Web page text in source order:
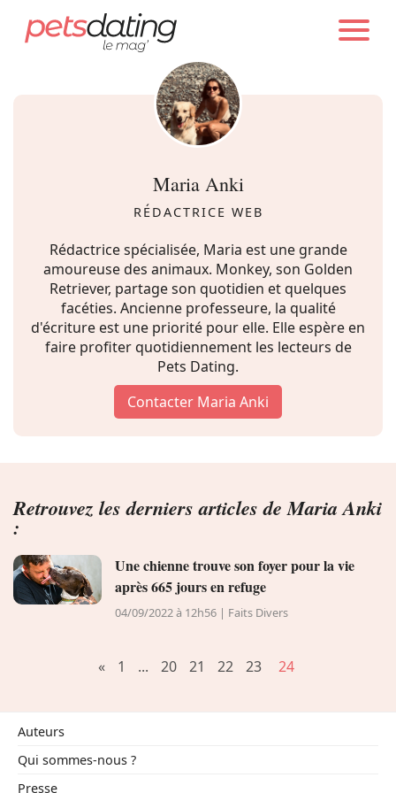
Chien
Chat
Emotion
Tops
Sauvetages
Conso
PETS DATING AUTEURS
Maria Anki
RÉDACTRICE WEB
Rédactrice spécialisée, Maria est une grande
amoureuse des animaux. Monkey, son Golden
Retriever, partage son quotidien et quelques
facéties. Ancienne professeure, la qualité
d'écriture est une priorité pour elle. Elle espère en
faire profiter quotidiennement les lecteurs de
Pets Dating.
Contacter Maria Anki
Retrouvez les derniers articles de Maria Anki
:
Une chienne trouve son foyer pour la vie
après 665 jours en refuge
04/09/2022 à 12h56 | Faits Divers
« 1 ... 20 21 22 23 24
Auteurs
Qui sommes-nous ?
Presse